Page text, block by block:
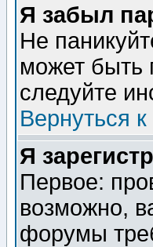
Я забыл
Не
может быть
следуйте
Вернуться
Я
Первое:
возможно,
форумы